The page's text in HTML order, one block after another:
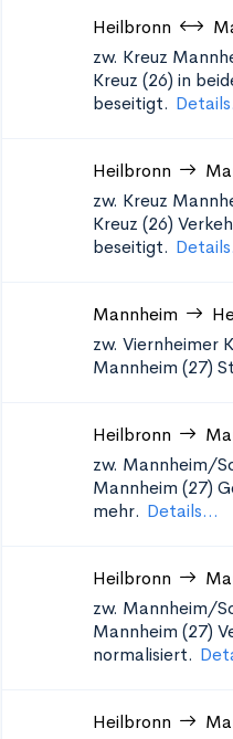
Heilbronn
zw. Kreuz
Kreuz (26) in
beseitigt.
Heilbronn
zw. Kreuz
Kreuz (26)
beseitigt.
Mannheim
zw. Viernheimer
Mannheim (27)
Heilbronn
zw. Mannheim/
Mannheim (27)
mehr. Details...
Heilbronn
zw. Mannheim/
Mannheim (27)
normalisiert.
Heilbronn